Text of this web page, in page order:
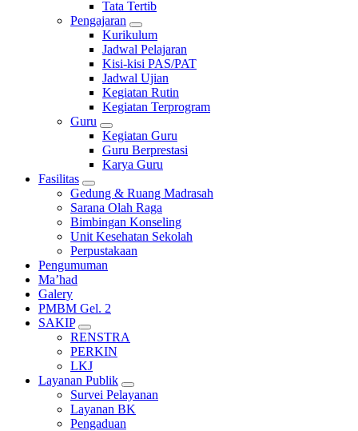
Tata Tertib
Pengajaran
Kurikulum
Jadwal Pelajaran
Kisi-kisi PAS/PAT
Jadwal Ujian
Kegiatan Rutin
Kegiatan Terprogram
Guru
Kegiatan Guru
Guru Berprestasi
Karya Guru
Fasilitas
Gedung & Ruang Madrasah
Sarana Olah Raga
Bimbingan Konseling
Unit Kesehatan Sekolah
Perpustakaan
Pengumuman
Ma’had
Galery
PMBM Gel. 2
SAKIP
RENSTRA
PERKIN
LKJ
Layanan Publik
Survei Pelayanan
Layanan BK
Pengaduan